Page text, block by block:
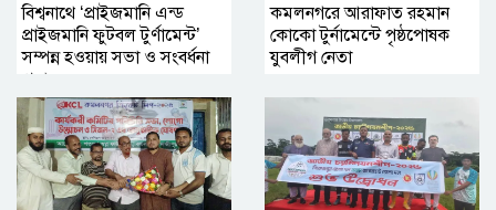
বিশ্বনাথে ‘প্রাইজমানি এন্ড
প্রাইজমানি ফুটবল টুর্ণামেন্ট’
সম্পন্ন হওয়ায় সভা ও সংবর্ধনা
প্রদান
কমলনগরে আরাফাত রহমান
কোকো টুর্নামেন্টে পৃষ্ঠপোষক
যুবলীগ নেতা